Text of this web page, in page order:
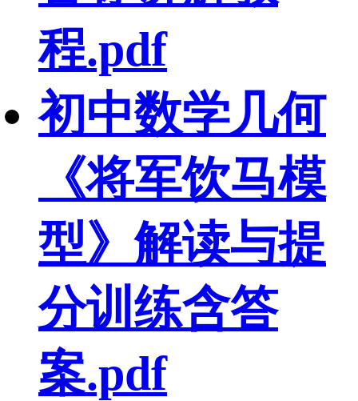
程.pdf
初中数学几何
《将军饮马模
型》解读与提
分训练含答
案.pdf